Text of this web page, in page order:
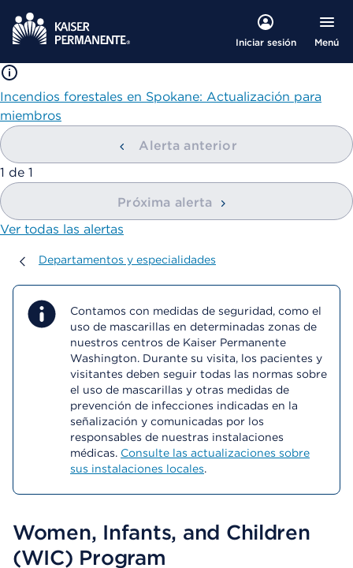
Iniciar sesión Menú
Incendios forestales en Spokane: Actualización para
miembros
Alerta anterior
mostrando
1 de 1
Próxima alerta
Ver todas las alertas
Departamentos y especialidades
Departamentos y especialidades
Contamos con medidas de seguridad, como el
uso de mascarillas en determinadas zonas de
nuestros centros de Kaiser Permanente
Washington. Durante su visita, los pacientes y
visitantes deben seguir todas las normas sobre
el uso de mascarillas y otras medidas de
prevención de infecciones indicadas en la
señalización y comunicadas por los
responsables de nuestras instalaciones
médicas. Consulte las actualizaciones sobre
sus instalaciones locales.
Women, Infants, and Children
(WIC) Program